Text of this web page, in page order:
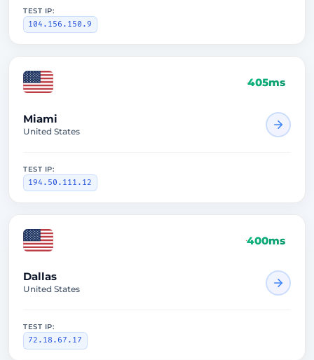
TEST IP:
104.156.150.9
405ms
Miami
United States
TEST IP:
194.50.111.12
400ms
Dallas
United States
TEST IP:
72.18.67.17